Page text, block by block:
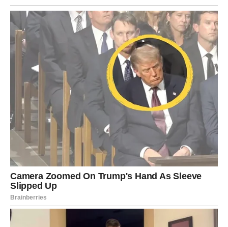
Poslužite je toplu, uz dodatak svežeg peršuna za
dekoraciju. Možete je kombinovati s omiljenim sosovima,
poput paradajz sosa ili pavlake.
Ova pizza od krompira je savršena za one koji žele
eksperimentisati u kuhinji i uživati u nečemu drugačijem,
ali podjednako ukusnom kao klasična pizza.
Lako se
priprema, koristi pristupačne sastojke i nudi obilje ukusa
koji će osvojiti celu porodicu.
Probajte je danas i uživajte
u inovativnom pristupu ovom omiljenom jelu!
PREUZMITE BESPLATNO!
Upiši svoj email i preuzmi BESPLATNU
knjigu s receptima! Uživaj u jednostavnim